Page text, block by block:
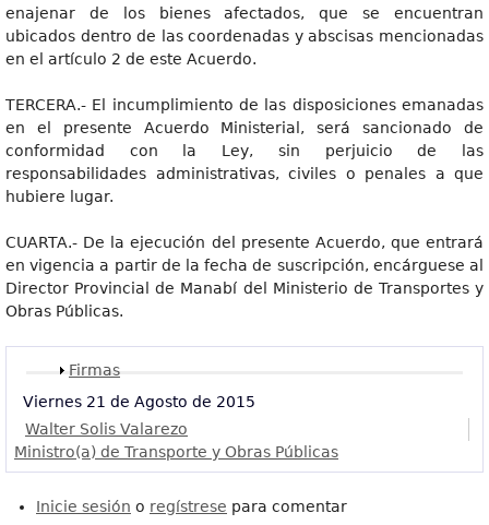
enajenar de los bienes afectados, que se encuentran
ubicados dentro de las coordenadas y abscisas mencionadas
en el artículo 2 de este Acuerdo.
TERCERA.- El incumplimiento de las disposiciones emanadas
en el presente Acuerdo Ministerial, será sancionado de
conformidad con la Ley, sin perjuicio de las
responsabilidades administrativas, civiles o penales a que
hubiere lugar.
CUARTA.- De la ejecución del presente Acuerdo, que entrará
en vigencia a partir de la fecha de suscripción, encárguese al
Director Provincial de Manabí del Ministerio de Transportes y
Obras Públicas.
Mostrar
Firmas
Viernes 21 de Agosto de 2015
Walter Solis Valarezo
Ministro(a) de Transporte y Obras Públicas
Inicie sesión o regístrese para comentar